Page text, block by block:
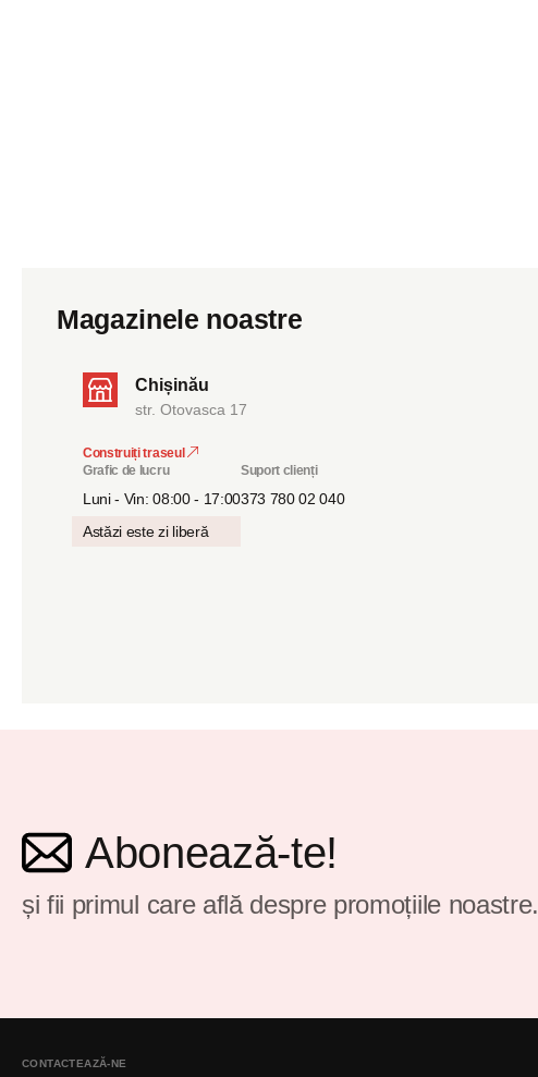
Magazinele noastre
Chișinău
str. Otovasca 17
Construiți traseul
Grafic de lucru
Luni - Vin: 08:00 - 17:00
Astăzi este zi liberă
Suport clienți
373 780 02 040
Abonează-te!
și fii primul care află despre promoțiile noastre.
CONTACTEAZĂ-NE